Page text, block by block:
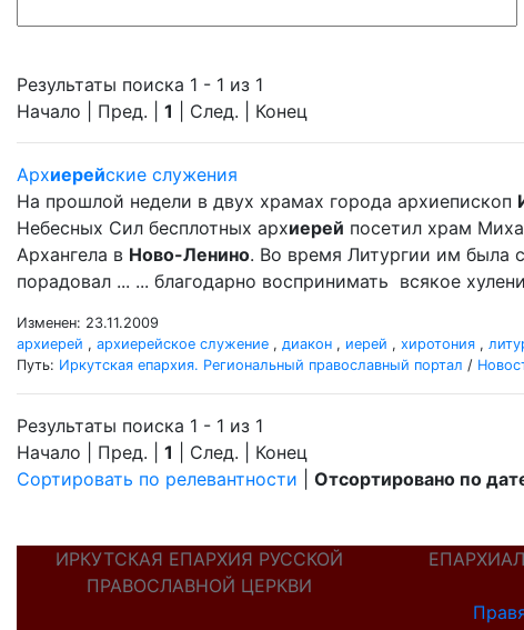
Результаты поиска 1 - 1 из 1
Начало | Пред. | 1 | След. | Конец
Архиерейские служения
На прошлой недели в двух храмах города архиепископ
Небесных Сил бесплотных архиерей посетил храм
Архангела в Ново-Ленино. Во время Литургии им была
порадовал ... ... благодарно воспринимать всякое
Изменен: 23.11.2009
архиерей , архиерейское служение , диакон , иерей , хиротония ,
Путь: Иркутская епархия. Региональный православный портал /
Результаты поиска 1 - 1 из 1
Начало | Пред. | 1 | След. | Конец
Сортировать по релевантности
Отсортировано по
ИРКУТСКАЯ ЕПАРХИЯ РУССКОЙ
ПРАВОСЛАВНОЙ ЦЕРКВИ